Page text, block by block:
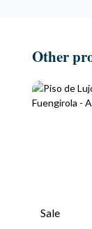
Other
Sale